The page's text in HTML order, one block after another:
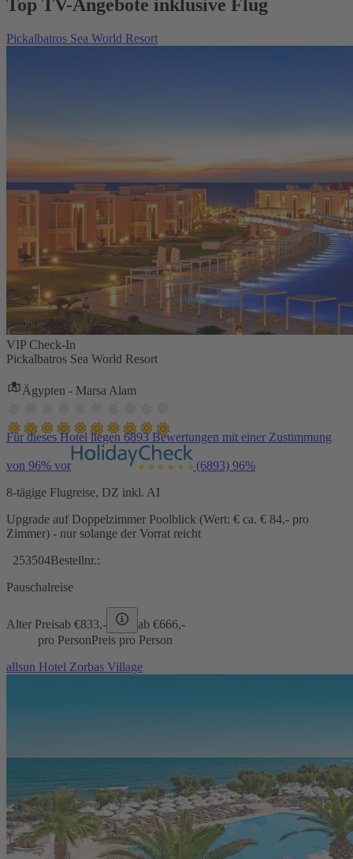
Top TV-Angebote inklusive Flug
Pickalbatros Sea World Resort
VIP Check-In
Pickalbatros Sea World Resort
Ägypten - Marsa Alam
Für dieses Hotel liegen 6893 Bewertungen mit einer Zustimmung
von 96% vor (6893) 96%
8-tägige Flugreise, DZ inkl. AI
Upgrade auf Doppelzimmer Poolblick (Wert: € ca. € 84,- pro
Zimmer) - nur solange der Vorrat reicht
253504Bestellnr.:
Pauschalreise
Alter Preisab €833,- ab €666,-
pro PersonPreis pro Person
allsun Hotel Zorbas Village